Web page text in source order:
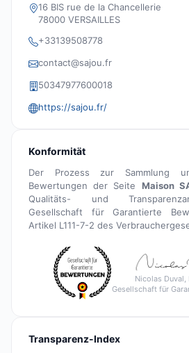
16 BIS rue de la Chancellerie
78000 VERSAILLES
+33139508778
contact@sajou.fr
50347977600018
https://sajou.fr/
Konformität
Der Prozess zur Sammlung
Bewertungen der Seite Maison
Qualitäts- und
Gesellschaft für Garantierte
Artikel L111-7-2 des
Nicolas Duval,
Gesellschaft für
Transparenz-Index